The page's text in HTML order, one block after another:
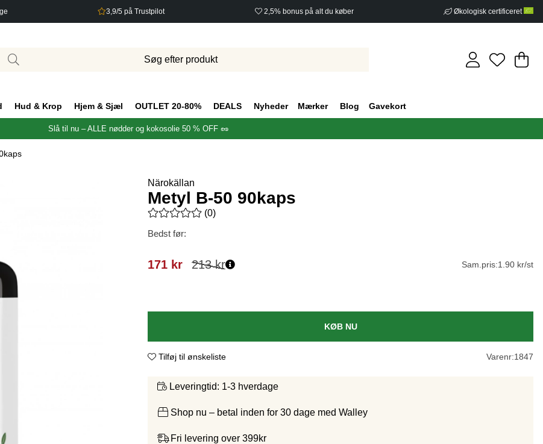
3,9/5 på Trustpilot 2,5% bonus på alt du køber Økologisk certificeret
.
Hud & Krop Hjem & Sjæl OUTLET 20-80% DEALS Nyheder Mærker Blog Gavekort
Slå til nu – ALLE nødder og kokosolie 50 % OFF 🥜
Närokällan
Metyl B-50 90kaps
Gennemsnitlig vurdering 0 ud af 5 Antal vurderinger 0
(0)
Bedst før:
213kr
171 kr Sam.pris:1.90 kr/st
KØB NU
Tilføj til ønskeliste Varenr:1847
Leveringtid: 1-3 hverdage
Shop nu – betal inden for 30 dage med Walley
Fri levering over 399kr